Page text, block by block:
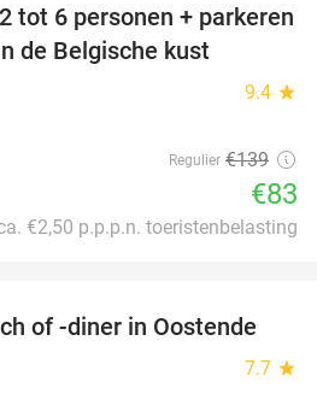
40%
tot 6 personen + parkeren
de Belgische kust
9.4 star
Regulier €139
€83
€2,50 p.p.p.n. toeristenbelasting
44%
of -diner in Oostende
7.7 star